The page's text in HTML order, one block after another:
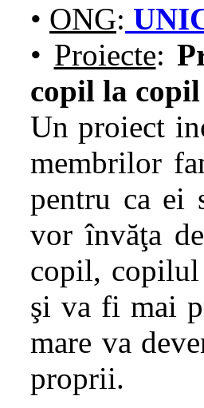
• ONG:
• Proiecte:
copil la copil
Un proiect
membrilor
pentru ca ei
vor învăţa
copil, copilul
şi va fi mai
mare va
proprii.